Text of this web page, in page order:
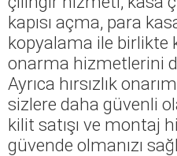
kapısı açma, para
kopyalama ile birlikte
onarma hizmetlerini
Ayrıca hırsızlık
sizlere daha güvenli
kilit satışı ve montaj
güvende olmanızı